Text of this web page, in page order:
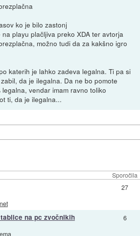
ko je bilo zastonj
playu plačljiva preko XDA ter avtorja
možno tudi da za kakšno igro
katerih je lahko zadeva legalna. Ti pa si
da je ilegalna. Da ne bo pomote
vendar imam ravno toliko
ti, da je ilegalna...
Sporočila
27
na pc zvočnikih 6